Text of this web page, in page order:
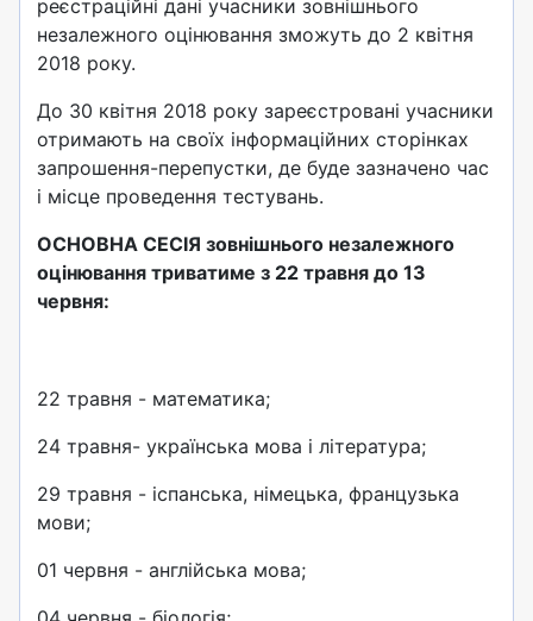
реєстраційні дані учасники зовнішнього
незалежного оцінювання зможуть до 2 квітня
2018 року.
До 30 квітня 2018 року зареєстровані учасники
отримають на своїх інформаційних сторінках
запрошення-перепустки, де буде зазначено час
і місце проведення тестувань.
ОСНОВНА СЕСІЯ зовнішнього незалежного
оцінювання триватиме з 22 травня до 13
червня:
22 травня - математика;
24 травня- українська мова і література;
29 травня - іспанська, німецька, французька
мови;
01 червня - англійська мова;